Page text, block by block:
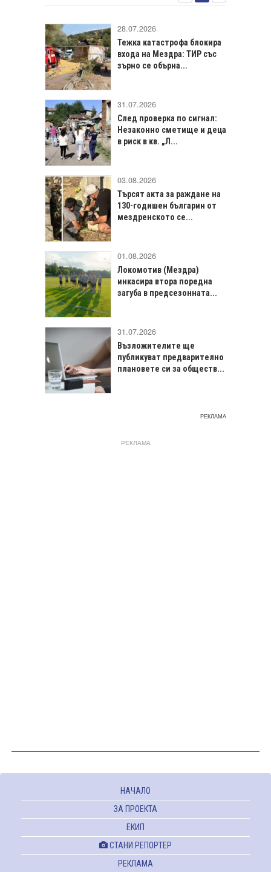
28.07.2026
Тежка катастрофа блокира
входа на Мездра: ТИР със
зърно се обърна...
31.07.2026
След проверка по сигнал:
Незаконно сметище и деца
в риск в кв. „Л...
03.08.2026
Търсят акта за раждане на
130-годишен българин от
мездренското се...
01.08.2026
Локомотив (Мездра)
инкасира втора поредна
загуба в предсезонната...
31.07.2026
Възложителите ще
публикуват предварително
плановете си за обществ...
РЕКЛАМА
РЕКЛАМА
НАЧАЛО
ЗА ПРОЕКТА
ЕКИП
СТАНИ РЕПОРТЕР
РЕКЛАМА